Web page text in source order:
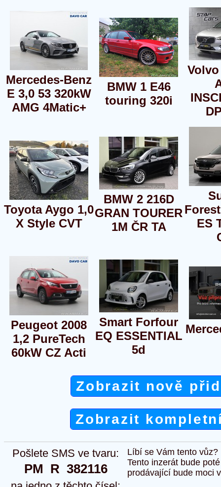
Mercedes-Benz
E 3,0 53 320kW
AMG 4Matic+
BMW 1 E46
touring 320i
Volvo
Toyota Aygo 1,0
X Style CVT
BMW 2 216D
GRAN TOURER
1M ČR TA
ES
Peugeot 2008
1,2 PureTech
60kW CZ Acti
Smart Forfour
EQ ESSENTIAL
5d
Zobrazit nově
Zobrazit
Pošlete SMS ve tvaru:
PM  R  382116
Líbí se Vám tento
Tento inzerát bude
prodávající bude moci